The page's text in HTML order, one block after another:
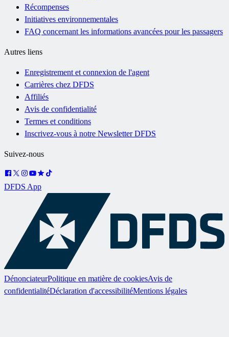
Récompenses
Initiatives environnementales
FAQ concernant les informations avancées pour les passagers
Autres liens
Enregistrement et connexion de l'agent
Carrières chez DFDS
Affiliés
Avis de confidentialité
Termes et conditions
Inscrivez-vous à notre Newsletter DFDS
Suivez-nous
DFDS App
DénonciateurPolitique en matière de cookiesAvis de
confidentialitéDéclaration d'accessibilitéMentions légales